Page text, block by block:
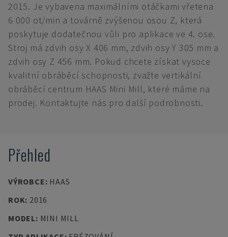
2015. Je vybavena maximálními otáčkami vřetena
6 000 ot/min a továrně zvýšenou osou Z, která
poskytuje dodatečnou vůli pro aplikace ve 4. ose.
Stroj má zdvih osy X 406 mm, zdvih osy Y 305 mm a
zdvih osy Z 456 mm. Pokud chcete získat vysoce
kvalitní obráběcí schopnosti, zvažte vertikální
obráběcí centrum HAAS Mini Mill, které máme na
prodej. Kontaktujte nás pro další podrobnosti.
Přehled
VÝROBCE: HAAS
ROK: 2016
MODEL: MINI MILL